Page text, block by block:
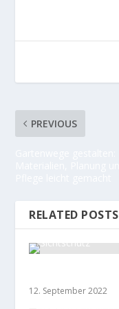
PREVIOUS
RELATED POSTS
12. September 2022